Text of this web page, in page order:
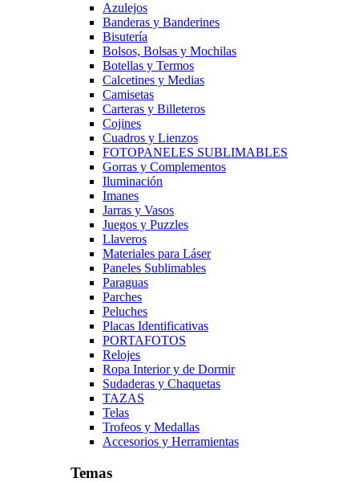
Azulejos
Banderas y Banderines
Bisutería
Bolsos, Bolsas y Mochilas
Botellas y Termos
Calcetines y Medias
Camisetas
Carteras y Billeteros
Cojines
Cuadros y Lienzos
FOTOPANELES SUBLIMABLES
Gorras y Complementos
Iluminación
Imanes
Jarras y Vasos
Juegos y Puzzles
Llaveros
Materiales para Láser
Paneles Sublimables
Paraguas
Parches
Peluches
Placas Identificativas
PORTAFOTOS
Relojes
Ropa Interior y de Dormir
Sudaderas y Chaquetas
TAZAS
Telas
Trofeos y Medallas
Accesorios y Herramientas
Temas